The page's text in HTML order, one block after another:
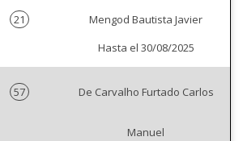
21
Mengod Bautista Javier
Hasta el 30/08/2025
57 De Carvalho Furtado Carlos
Manuel